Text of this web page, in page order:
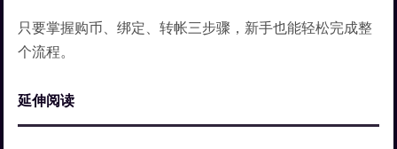
只要掌握购币、绑定、转帐三步骤，新手也能轻松完成整
个流程。
延伸阅读